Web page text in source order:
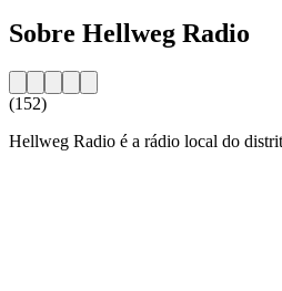
Sobre Hellweg Radio
(152)
Hellweg Radio é a rádio local do